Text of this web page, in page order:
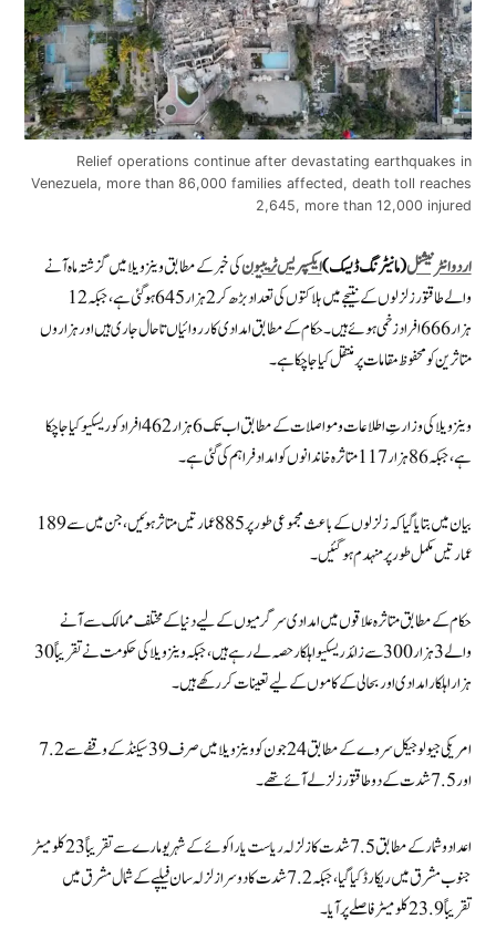
Relief operations continue after devastating earthquakes in
Venezuela, more than 86,000 families affected, death toll reaches
2,645, more than 12,000 injured
اردو انٹرنیشنل(مانیٹرنگ ڈیسک)ایکسپریس ٹریبیونکی خبر کے مطابق وینزویلا میں گزشتہ ماہ آنے
والے طاقتور زلزلوں کے نتیجے میں ہلاکتوں کی تعداد بڑھ کر 2 ہزار 645 ہو گئی ہے، جبکہ 12
ہزار 666 افراد زخمی ہوئے ہیں۔ حکام کے مطابق امدادی کارروائیاں تاحال جاری ہیں اور ہزاروں
متاثرین کو محفوظ مقامات پر منتقل کیا جا چکا ہے۔
وینزویلا کی وزارتِ اطلاعات و مواصلات کے مطابق اب تک 6 ہزار 462 افراد کو ریسکیو کیا جا چکا
ہے، جبکہ 86 ہزار 117 متاثرہ خاندانوں کو امداد فراہم کی گئی ہے۔
بیان میں بتایا گیا کہ زلزلوں کے باعث مجموعی طور پر 885 عمارتیں متاثر ہوئیں، جن میں سے 189
عمارتیں مکمل طور پر منہدم ہو گئیں۔
حکام کے مطابق متاثرہ علاقوں میں امدادی سرگرمیوں کے لیے دنیا کے مختلف ممالک سے آنے
والے 3 ہزار 300 سے زائد ریسکیو اہلکار حصہ لے رہے ہیں، جبکہ وینزویلا کی حکومت نے تقریباً 30
ہزار اہلکار امدادی اور بحالی کے کاموں کے لیے تعینات کر رکھے ہیں۔
امریکی جیولوجیکل سروے کے مطابق 24 جون کو وینزویلا میں صرف 39 سیکنڈ کے وقفے سے 7.2
اور 7.5 شدت کے دو طاقتور زلزلے آئے تھے۔
اعداد و شمار کے مطابق 7.5 شدت کا زلزلہ ریاست یاراکوئے کے شہر یومارے سے تقریباً 23 کلومیٹر
جنوب مشرق میں ریکارڈ کیا گیا، جبکہ 7.2 شدت کا دوسرا زلزلہ سان فیلپے کے شمال مشرق میں
تقریباً 23.9 کلومیٹر فاصلے پر آیا۔